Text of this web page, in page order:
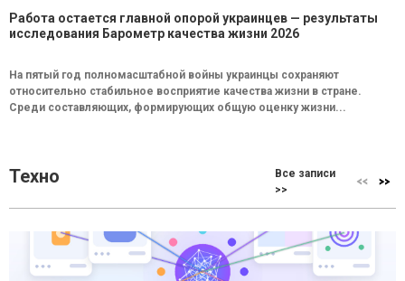
Работа остается главной опорой украинцев — результаты
исследования Барометр качества жизни 2026
На пятый год полномасштабной войны украинцы сохраняют
относительно стабильное восприятие качества жизни в стране.
Среди составляющих, формирующих общую оценку жизни...
Техно
Все записи
>>